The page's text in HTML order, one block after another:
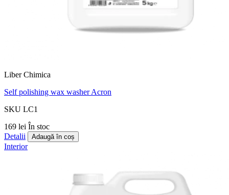
Liber Chimica
Self polishing wax washer Acron
SKU LC1
169 lei În stoc
Detalii
Adaugă în coș
Interior